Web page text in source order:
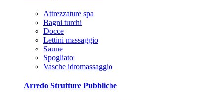
Attrezzature spa
Bagni turchi
Docce
Lettini massaggio
Saune
Spogliatoi
Vasche idromassaggio
Arredo Strutture Pubbliche